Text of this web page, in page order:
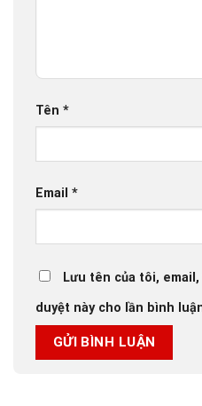
Tên *
Email *
Lưu tên của tôi,
duyệt này cho lần bình